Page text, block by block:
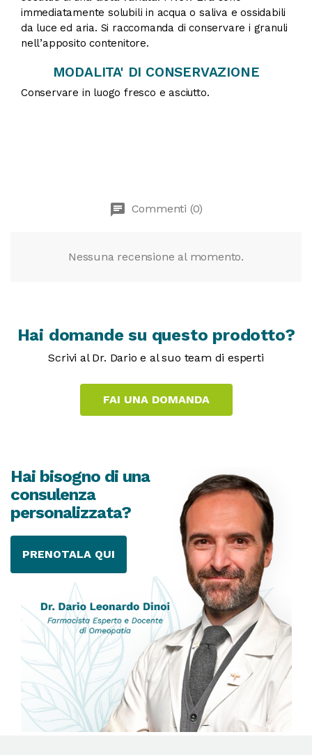
immediatamente solubili in acqua o saliva e ossidabili
da luce ed aria. Si raccomanda di conservare i granuli
nell’apposito contenitore.
MODALITA' DI CONSERVAZIONE
Conservare in luogo fresco e asciutto.
chat Commenti (0)
Nessuna recensione al momento.
Hai domande su questo prodotto?
Scrivi al Dr. Dario e al suo team di esperti
Hai bisogno di una
consulenza
personalizzata?
PRENOTALA QUI